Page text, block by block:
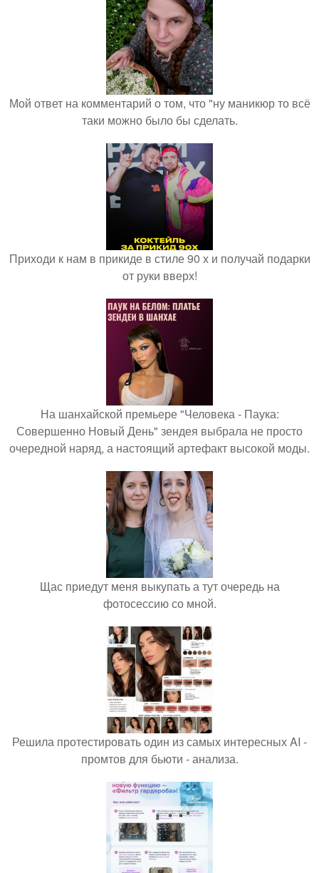
Мой ответ на комментарий о том, что "ну маникюр то всё
таки можно было бы сделать.
Приходи к нам в прикиде в стиле 90 х и получай подарки
от руки вверх!
На шанхайской премьере "Человека - Паука:
Совершенно Новый День" зендея выбрала не просто
очередной наряд, а настоящий артефакт высокой моды.
Щас приедут меня выкупать а тут очередь на
фотосессию со мной.
Решила протестировать один из самых интересных AI -
промтов для бьюти - анализа.